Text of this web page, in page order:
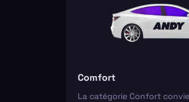
Comfort
La catégorie Confort